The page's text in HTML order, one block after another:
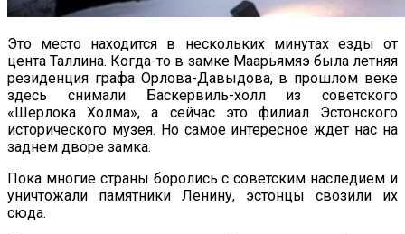
Это место находится в нескольких минутах езды от
цента Таллина. Когда-то в замке Маарьямяэ была летняя
резиденция графа Орлова-Давыдова, в прошлом веке
здесь снимали Баскервиль-холл из советского
«Шерлока Холма», а сейчас это филиал Эстонского
исторического музея. Но самое интересное ждет нас на
заднем дворе замка.
Пока многие страны боролись с советским наследием и
уничтожали памятники Ленину, эстонцы свозили их
сюда.